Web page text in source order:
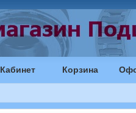
Кабинет Корзина